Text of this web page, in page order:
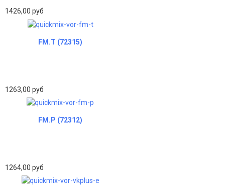
1426,00 руб
FM.T (72315)
1263,00 руб
FM.P (72312)
1264,00 руб